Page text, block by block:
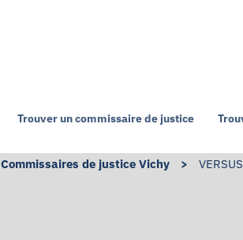
Trouver un commissaire de justice
Commissaires de justice Vichy >